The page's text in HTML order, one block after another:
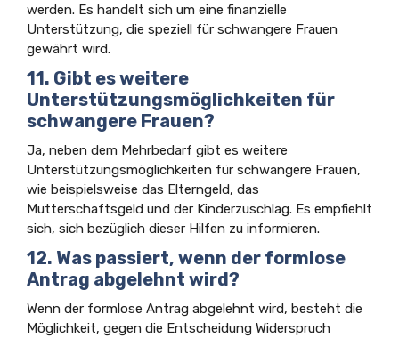
werden. Es handelt sich um eine finanzielle
Unterstützung, die speziell für schwangere Frauen
gewährt wird.
11. Gibt es weitere
Unterstützungsmöglichkeiten für
schwangere Frauen?
Ja, neben dem Mehrbedarf gibt es weitere
Unterstützungsmöglichkeiten für schwangere Frauen,
wie beispielsweise das Elterngeld, das
Mutterschaftsgeld und der Kinderzuschlag. Es empfiehlt
sich, sich bezüglich dieser Hilfen zu informieren.
12. Was passiert, wenn der formlose
Antrag abgelehnt wird?
Wenn der formlose Antrag abgelehnt wird, besteht die
Möglichkeit, gegen die Entscheidung Widerspruch